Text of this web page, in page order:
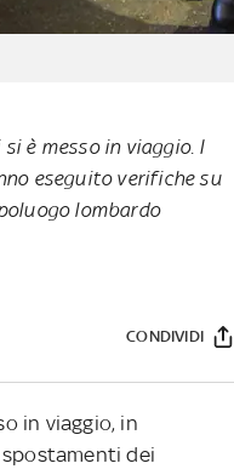
è messo in viaggio. I
eseguito verifiche su
lombardo
CONDIVIDI
in viaggio, in
dei